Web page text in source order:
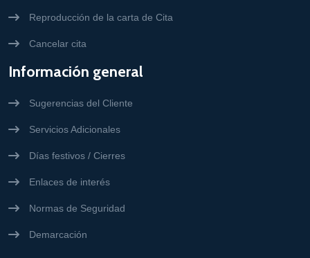
Reproducción de la carta de Cita
Cancelar cita
Información general
Sugerencias del Cliente
Servicios Adicionales
Días festivos / Cierres
Enlaces de interés
Normas de Seguridad
Demarcación